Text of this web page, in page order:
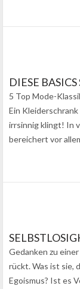
5 Top Mode-
Ein
irrsinnig klingt! In
bereichert vor
Gedanken zu
rückt. Was ist sie,
Egoismus? Ist es